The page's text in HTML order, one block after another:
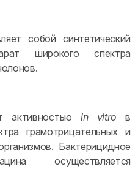
собой синтетический
широкого спектра
активностьюin vitro в
грамотрицательных и
Бактерицидное
осуществляется